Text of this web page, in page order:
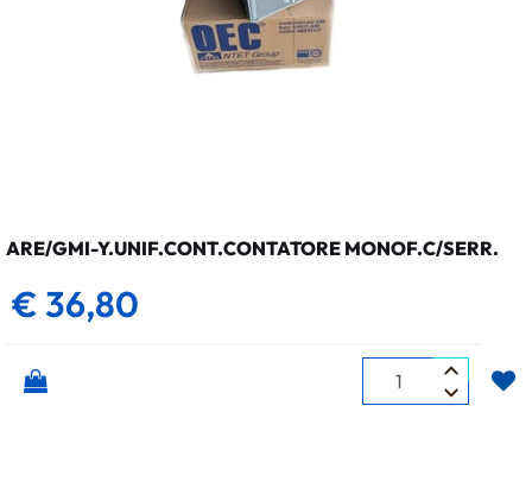
ARE/GMI-Y.UNIF.CONT.CONTATORE MONOF.C/SERR.
€ 36,80
Quantità